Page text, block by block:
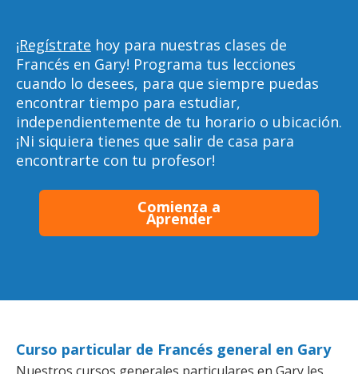
¡Regístrate hoy para nuestras clases de
Francés en Gary! Programa tus lecciones
cuando lo desees, para que siempre puedas
encontrar tiempo para estudiar,
independientemente de tu horario o ubicación.
¡Ni siquiera tienes que salir de casa para
encontrarte con tu profesor!
Comienza a
Aprender
Curso particular de Francés general en Gary
Nuestros cursos generales particulares en Gary les